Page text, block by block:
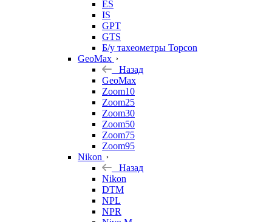
ES
IS
GPT
GTS
Б/у тахеометры Topcon
GeoMax
Назад
GeoMax
Zoom10
Zoom25
Zoom30
Zoom50
Zoom75
Zoom95
Nikon
Назад
Nikon
DTM
NPL
NPR